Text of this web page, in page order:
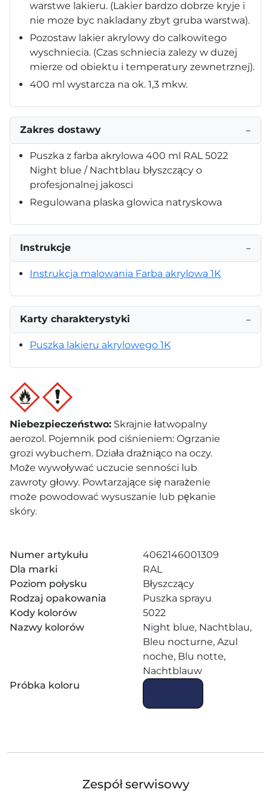
warstwe lakieru. (Lakier bardzo dobrze kryje i
nie moze byc nakladany zbyt gruba warstwa).
Pozostaw lakier akrylowy do calkowitego
wyschniecia. (Czas schniecia zalezy w duzej
mierze od obiektu i temperatury zewnetrznej).
400 ml wystarcza na ok. 1,3 mkw.
Zakres dostawy −
Puszka z farba akrylowa 400 ml RAL 5022
Night blue / Nachtblau błyszczący o
profesjonalnej jakosci
Regulowana plaska glowica natryskowa
Instrukcje −
Instrukcja malowania Farba akrylowa 1K
Karty charakterystyki −
Puszka lakieru akrylowego 1K
Niebezpieczeństwo: Skrajnie łatwopalny
aerozol. Pojemnik pod ciśnieniem: Ogrzanie
grozi wybuchem. Działa drażniąco na oczy.
Może wywoływać uczucie senności lub
zawroty głowy. Powtarzające się narażenie
może powodować wysuszanie lub pękanie
skóry.
Numer artykułu
4062146001309
Dla marki
RAL
Poziom połysku
Błyszczący
Rodzaj opakowania
Puszka sprayu
Kody kolorów
5022
Nazwy kolorów
Night blue, Nachtblau,
Bleu nocturne, Azul
noche, Blu notte,
Nachtblauw
Próbka koloru
Zespół serwisowy